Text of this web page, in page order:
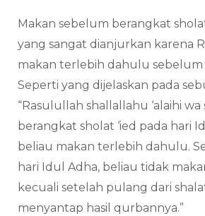
Makan sebelum berangkat
yang sangat dianjurkan karena
makan terlebih dahulu
Seperti yang dijelaskan pada
“Rasulullah shallallahu ‘alaihi wa
berangkat sholat ‘ied pada hari
beliau makan terlebih dahulu.
hari Idul Adha, beliau tidak
kecuali setelah pulang dari
menyantap hasil qurbannya.”